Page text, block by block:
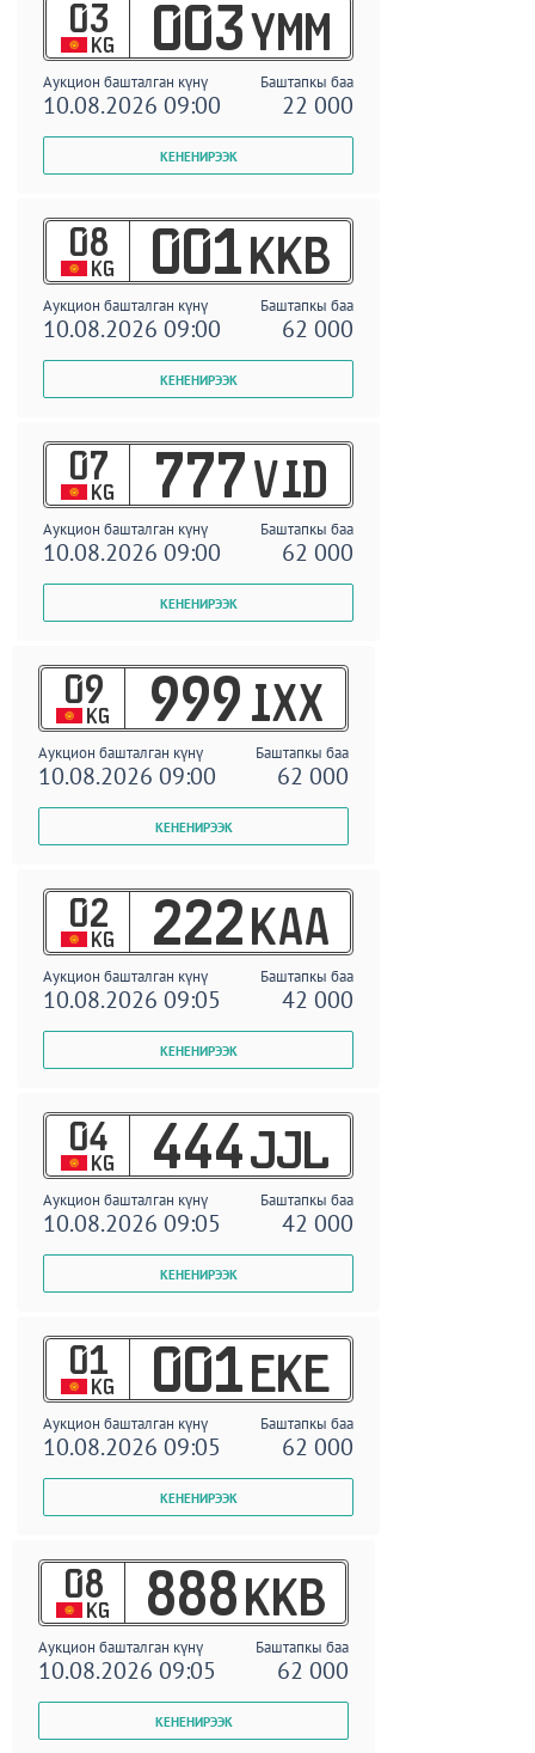
03
KG 003 YMM
Аукцион башталган күнү Баштапкы баа
10.08.2026 09:00 22 000
08
KG 001 KKB
Аукцион башталган күнү Баштапкы баа
10.08.2026 09:00 62 000
07
KG 777 VID
Аукцион башталган күнү Баштапкы баа
10.08.2026 09:00 62 000
09
KG 999 IXX
Аукцион башталган күнү Баштапкы баа
10.08.2026 09:00 62 000
02
KG 222 KAA
Аукцион башталган күнү Баштапкы баа
10.08.2026 09:05 42 000
04
KG 444 JJL
Аукцион башталган күнү Баштапкы баа
10.08.2026 09:05 42 000
01
KG 001 EKE
Аукцион башталган күнү Баштапкы баа
10.08.2026 09:05 62 000
08
KG 888 KKB
Аукцион башталган күнү Баштапкы баа
10.08.2026 09:05 62 000